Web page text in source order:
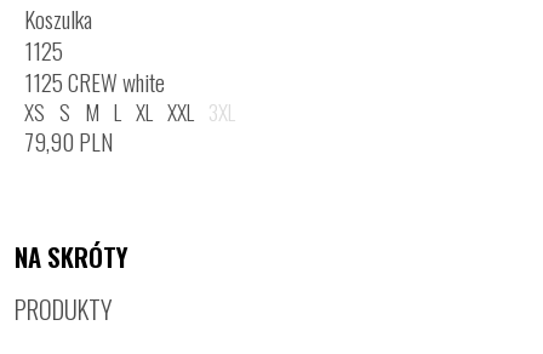
Koszulka
1125
1125 CREW white
XS S M L XL XXL 3XL
79,90 PLN
NA SKRÓTY
PRODUKTY